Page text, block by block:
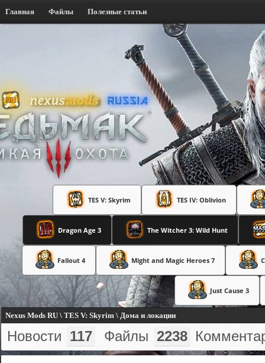
Главная Файлы Полезные статьи
TES V: Skyrim TES IV: Oblivion
Dragon Age 3 The Witcher 3: Wild Hunt
Fallout 4 Might and Magic Heroes 7
Just Cause 3
Nexus Mods RU \ TES V: Skyrim \ Дома и локации
Новости 117 Файлы 2238